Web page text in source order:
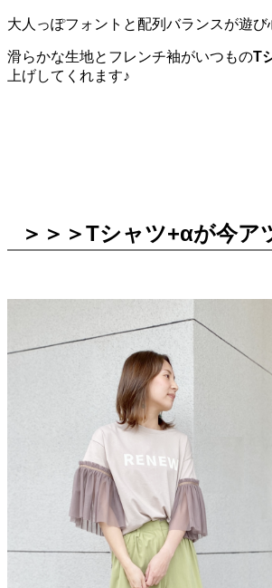
大人っぽフォントと配列バランスが遊
滑らかな生地とフレンチ袖がいつものT
上げしてくれます♪
＞＞＞Tシャツ+αが今ア